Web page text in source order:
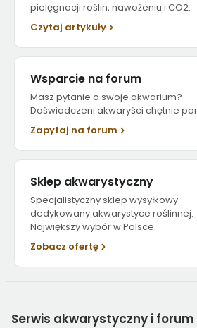
pielęgnacji roślin, nawożeniu i CO2.
Czytaj artykuły
Wsparcie na forum
Masz pytanie o swoje akwarium?
Doświadczeni akwaryści chętnie
Zapytaj na forum
Sklep akwarystyczny
Specjalistyczny sklep wysyłkowy
dedykowany akwarystyce roślinnej.
Największy wybór w Polsce.
Zobacz ofertę
Serwis akwarystyczny i forum